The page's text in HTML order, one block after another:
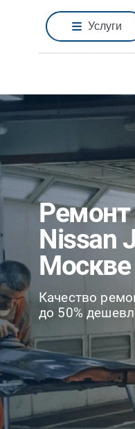
Услуги
Nissan
Москве
Качество
до 50%